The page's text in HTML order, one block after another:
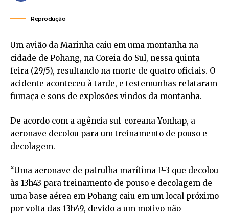
Reprodução
Um avião da Marinha caiu em uma montanha na
cidade de Pohang, na Coreia do Sul, nessa quinta-
feira (29/5), resultando na morte de quatro oficiais. O
acidente aconteceu à tarde, e testemunhas relataram
fumaça e sons de explosões vindos da montanha.
De acordo com a agência sul-coreana Yonhap, a
aeronave decolou para um treinamento de pouso e
decolagem.
“Uma aeronave de patrulha marítima P-3 que decolou
às 13h43 para treinamento de pouso e decolagem de
uma base aérea em Pohang caiu em um local próximo
por volta das 13h49, devido a um motivo não